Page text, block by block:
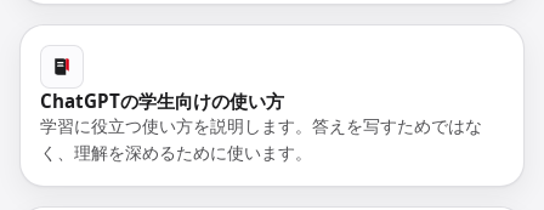
ChatGPTの学生向けの使い方
学習に役立つ使い方を説明します。答えを写すためではな
く、理解を深めるために使います。